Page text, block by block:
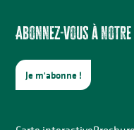
Abonnez-vous à
Je m'abonne !